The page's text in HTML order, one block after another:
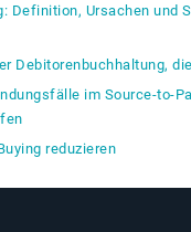
Definition, Ursachen und
Debitorenbuchhaltung,
im Source-to-
reduzieren